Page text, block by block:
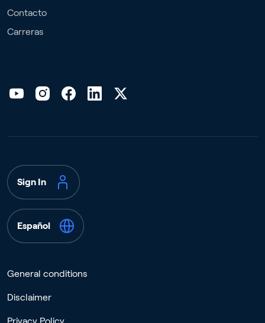
Contacto
Carreras
Sign In
Español
General conditions
Disclaimer